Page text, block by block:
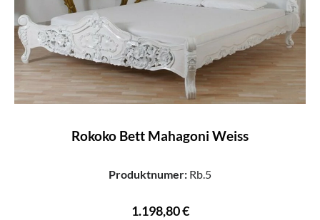
Rokoko Bett Mahagoni Weiss
Produktnumer: Rb.5
1.198,80 €